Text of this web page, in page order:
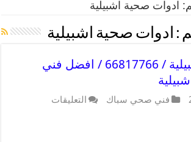
ادوات صحية اشبيلية
: ادوات صحية اشبيلية
فني صحي اشبيلية / 66817766 / افضل فني
فني صحي سباك التعليقات